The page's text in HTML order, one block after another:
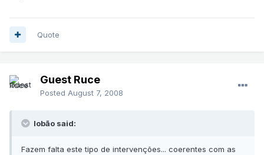
Quote
Guest Ruce
Posted August 7, 2008
lobão said:
Fazem falta este tipo de intervenções... coerentes com as